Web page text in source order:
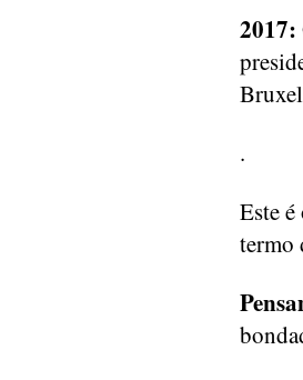
2017:
.
Este
termo